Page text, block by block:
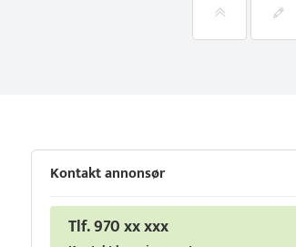
Kontakt annonsør
Tlf. 970 xx xxx